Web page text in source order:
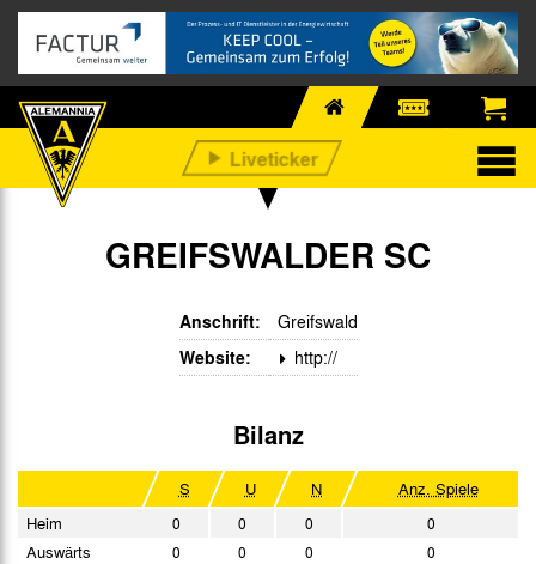
GREIFSWALDER SC
Anschrift: Greifswald
Website: http://
Bilanz
S U N
Anz. Spiele
Heim
0 0 0 0
Auswärts 0 0 0 0